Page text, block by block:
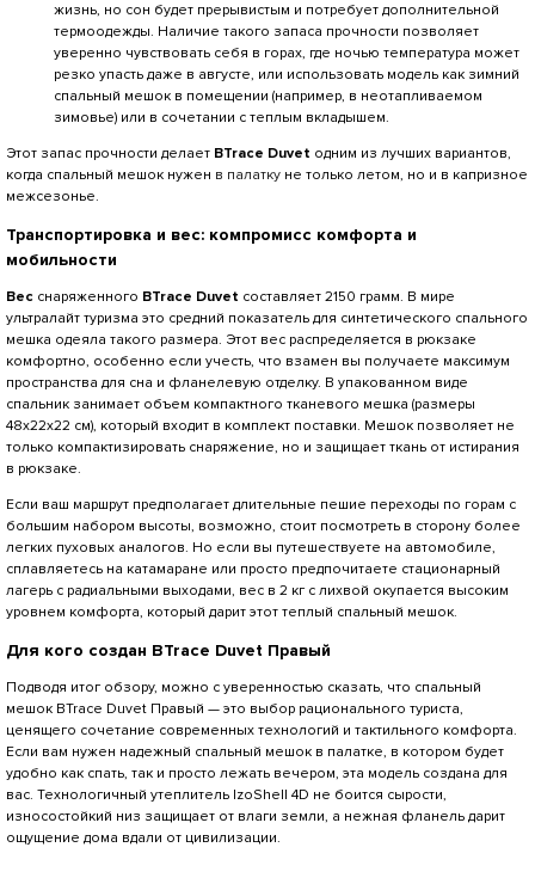
жизнь, но сон будет прерывистым и потребует дополнительной
термоодежды. Наличие такого запаса прочности позволяет
уверенно чувствовать себя в горах, где ночью температура может
резко упасть даже в августе, или использовать модель как зимний
спальный мешок в помещении (например, в неотапливаемом
зимовье) или в сочетании с теплым вкладышем.
Этот запас прочности делает BTrace Duvet одним из лучших вариантов,
когда спальный мешок нужен в палатку не только летом, но и в капризное
межсезонье.
Транспортировка и вес: компромисс комфорта и
мобильности
Вес снаряженного BTrace Duvet составляет 2150 грамм. В мире
ультралайт туризма это средний показатель для синтетического спального
мешка одеяла такого размера. Этот вес распределяется в рюкзаке
комфортно, особенно если учесть, что взамен вы получаете максимум
пространства для сна и фланелевую отделку. В упакованном виде
спальник занимает объем компактного тканевого мешка (размеры
48х22х22 см), который входит в комплект поставки. Мешок позволяет не
только компактизировать снаряжение, но и защищает ткань от истирания
в рюкзаке.
Если ваш маршрут предполагает длительные пешие переходы по горам с
большим набором высоты, возможно, стоит посмотреть в сторону более
легких пуховых аналогов. Но если вы путешествуете на автомобиле,
сплавляетесь на катамаране или просто предпочитаете стационарный
лагерь с радиальными выходами, вес в 2 кг с лихвой окупается высоким
уровнем комфорта, который дарит этот теплый спальный мешок.
Для кого создан BTrace Duvet Правый
Подводя итог обзору, можно с уверенностью сказать, что спальный
мешок BTrace Duvet Правый — это выбор рационального туриста,
ценящего сочетание современных технологий и тактильного комфорта.
Если вам нужен надежный спальный мешок в палатке, в котором будет
удобно как спать, так и просто лежать вечером, эта модель создана для
вас. Технологичный утеплитель lzoShell 4D не боится сырости,
износостойкий низ защищает от влаги земли, а нежная фланель дарит
ощущение дома вдали от цивилизации.